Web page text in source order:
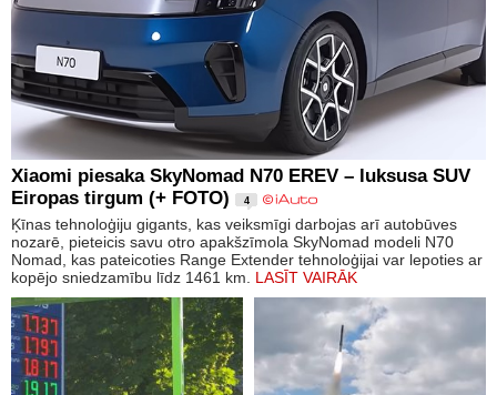
Xiaomi piesaka SkyNomad N70 EREV – luksusa SUV
Eiropas tirgum (+ FOTO)
4
Ķīnas tehnoloģiju gigants, kas veiksmīgi darbojas arī autobūves
nozarē, pieteicis savu otro apakšzīmola SkyNomad modeli N70
Nomad, kas pateicoties Range Extender tehnoloģijai var lepoties ar
kopējo sniedzamību līdz 1461 km. LASĪT VAIRĀK